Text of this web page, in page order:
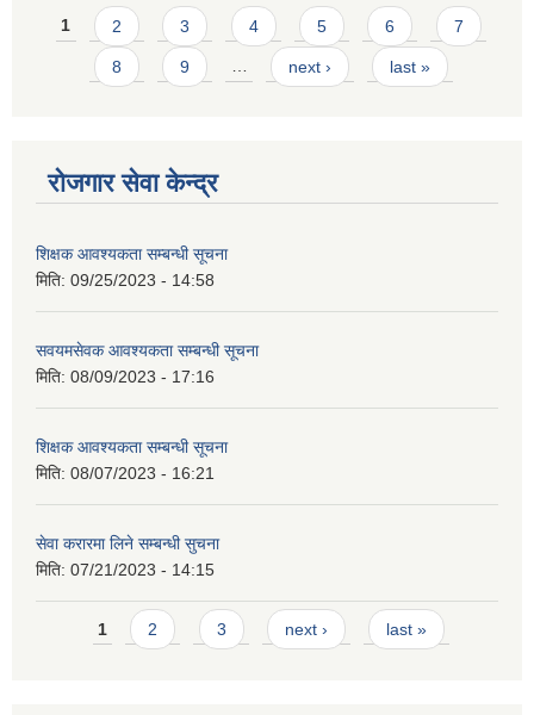
Pages
1 2 3 4 5 6 7
8 9 … next › last »
रोजगार सेवा केन्द्र
शिक्षक आवश्यकता सम्बन्धी सूचना
मिति: 09/25/2023 - 14:58
सवयमसेवक आवश्यकता सम्बन्धी सूचना
मिति: 08/09/2023 - 17:16
शिक्षक आवश्यकता सम्बन्धी सूचना
मिति: 08/07/2023 - 16:21
सेवा करारमा लिने सम्बन्धी सुचना
मिति: 07/21/2023 - 14:15
Pages
1 2 3 next › last »